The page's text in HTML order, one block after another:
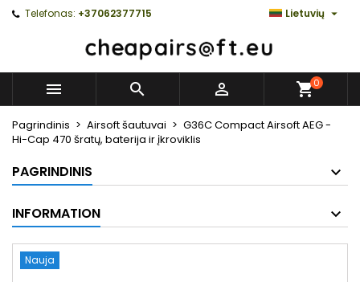
Telefonas: +37062377715 Lietuvių 
   0
Pagrindinis Airsoft šautuvai
G36C Compact Airsoft AEG -
Hi-Cap 470 šratų, baterija ir įkroviklis
PAGRINDINIS
INFORMATION
Nauja